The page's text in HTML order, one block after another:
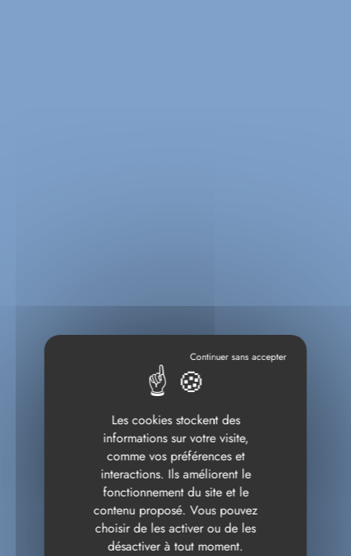
Les cookies stockent des
informations sur votre visite,
comme vos préférences et
interactions. Ils améliorent le
fonctionnement du site et le
contenu proposé. Vous pouvez
choisir de les activer ou de les
désactiver à tout moment.